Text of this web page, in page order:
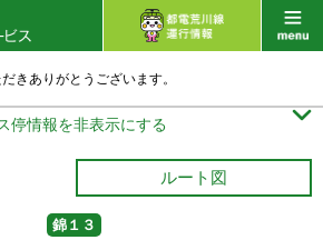
きありがとうございます。
停情報を非表示にする 
ルート図
錦１３